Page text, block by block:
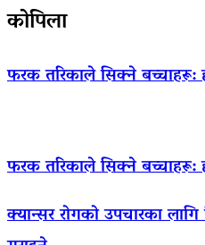
कोपिला
फरक तरिकाले सिक्ने बच्चाहरू:
फरक तरिकाले सिक्ने बच्चाहरू:
क्यान्सर रोगको उपचारका